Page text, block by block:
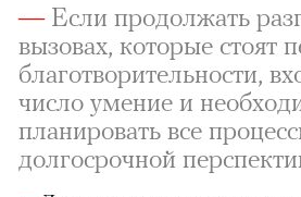
—Если продолжать
вызовах, которые стоят
благотворительности,
число умение и
планировать все
долгосрочной